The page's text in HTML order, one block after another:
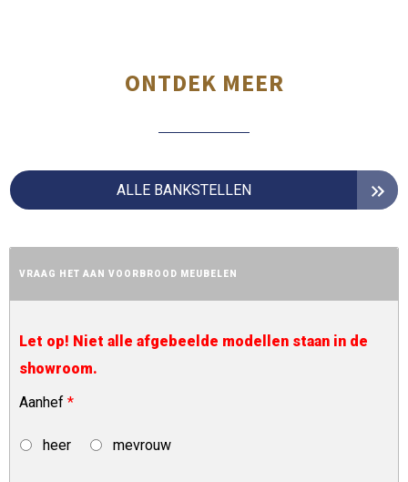
ONTDEK MEER
ALLE BANKSTELLEN
VRAAG HET AAN VOORBROOD MEUBELEN
Let op! Niet alle afgebeelde modellen staan in de
showroom.
Aanhef *
heer mevrouw